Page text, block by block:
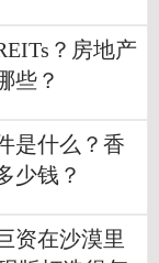
？房地产
些？
是什么？香
少钱？
资在沙漠里